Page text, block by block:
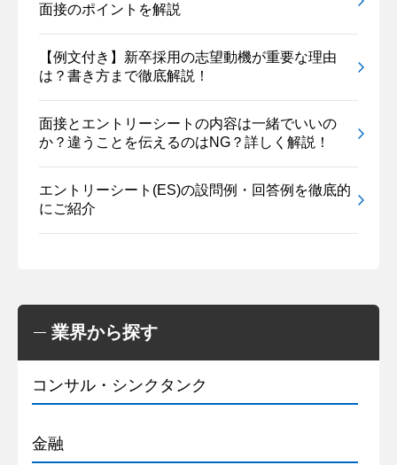
面接のポイントを解説
【例文付き】新卒採用の志望動機が重要な理由
は？書き方まで徹底解説！
面接とエントリーシートの内容は一緒でいいの
か？違うことを伝えるのはNG？詳しく解説！
エントリーシート(ES)の設問例・回答例を徹底的
にご紹介
業界から探す
コンサル・シンクタンク
金融